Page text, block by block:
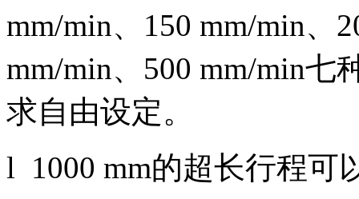
mm/min、150 mm/min、
mm/min、500 mm/min
求自由设定。
l 1000 mm的超长行程可